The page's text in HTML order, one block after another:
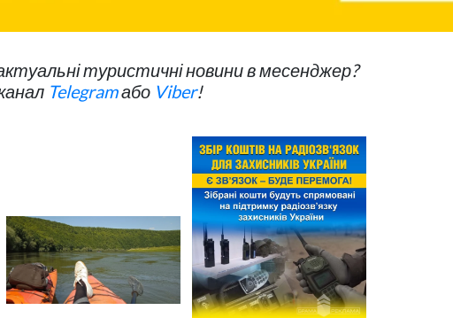
туристичні новини в месенджер?
Telegramабо Viber!